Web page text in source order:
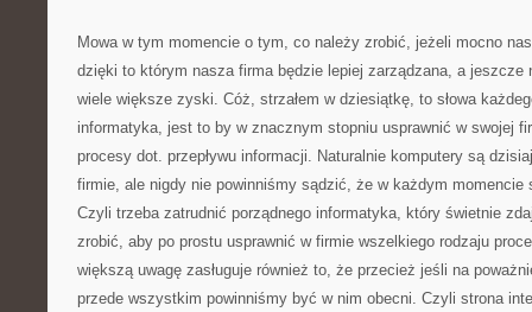
Mowa w tym momencie o tym, co należy zrobić, jeżeli mocno
dzięki to którym nasza firma będzie lepiej zarządzana, a jeszcze
wiele większe zyski. Cóż, strzałem w dziesiątkę, to słowa
informatyka, jest to by w znacznym stopniu usprawnić w swojej
procesy dot. przepływu informacji. Naturalnie komputery są
firmie, ale nigdy nie powinniśmy sądzić, że w każdym momencie
Czyli trzeba zatrudnić porządnego informatyka, który świetnie
zrobić, aby po prostu usprawnić w firmie wszelkiego rodzaju
większą uwagę zasługuje również to, że przecież jeśli na
przede wszystkim powinniśmy być w nim obecni. Czyli strona